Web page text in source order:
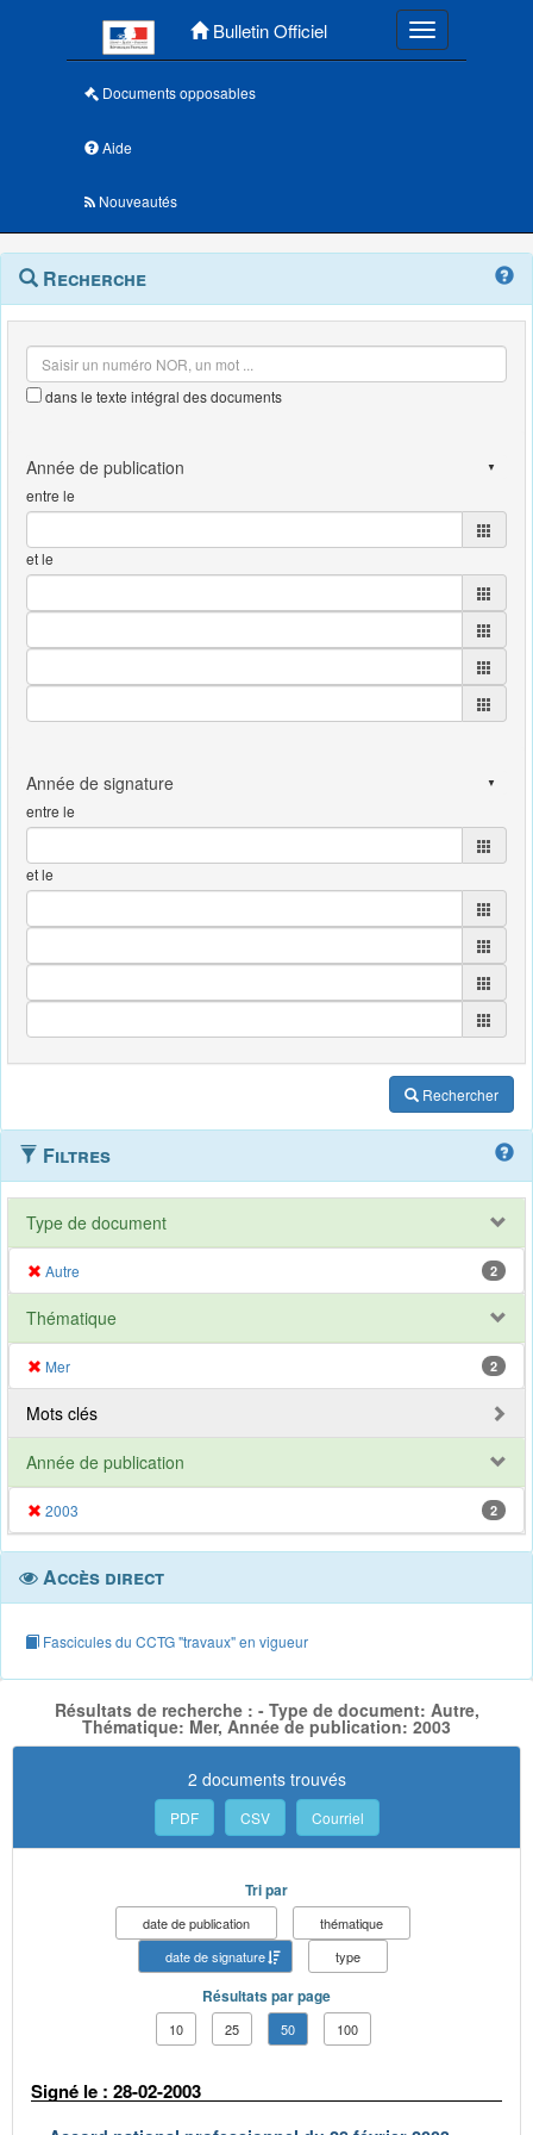
Bulletin Officiel Toggle
Documents opposables
Aide
Nouveautés
Navigation
outils
Menu
contextuel
Recherche
dans le texte intégral des documents
entre le
et le
entre le
et le
Rechercher
Filtres
Type de document
Autre 2
Thématique
Mer 2
Mots clés
Année de publication
2003 2
Accès direct
Fascicules du CCTG "travaux" en vigueur
Résultats de recherche : - Type de document: Autre,
Thématique: Mer, Année de publication: 2003
2 documents trouvés
PDF CSV Courriel
Tri par
date de publication
thématique
date de signature
type
Résultats par page
10 25 50 100
Signé le : 28-02-2003